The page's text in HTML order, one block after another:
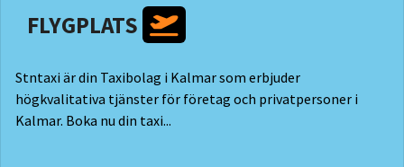
FLYGPLATS
Stntaxi är din Taxibolag i Kalmar som erbjuder
högkvalitativa tjänster för företag och privatpersoner i
Kalmar. Boka nu din taxi...